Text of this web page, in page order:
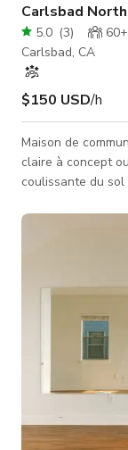
Carlsbad
5.0 (3) 60+
Carlsbad, CA
$150 USD/h
Maison de
claire à concept
coulissante du
synthétique, ainsi
un putting green,
Chambre
baignoire